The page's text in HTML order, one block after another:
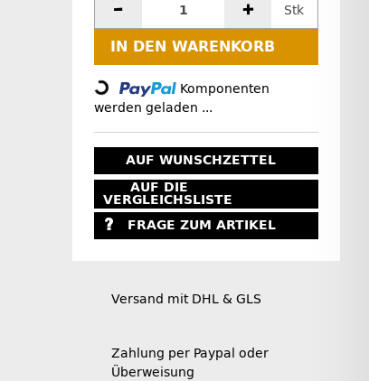
Stk
IN DEN WARENKORB
Loading...
Komponenten
werden geladen ...
AUF WUNSCHZETTEL
AUF DIE
VERGLEICHSLISTE
FRAGE ZUM ARTIKEL
Versand mit DHL & GLS
Zahlung per Paypal oder
Überweisung